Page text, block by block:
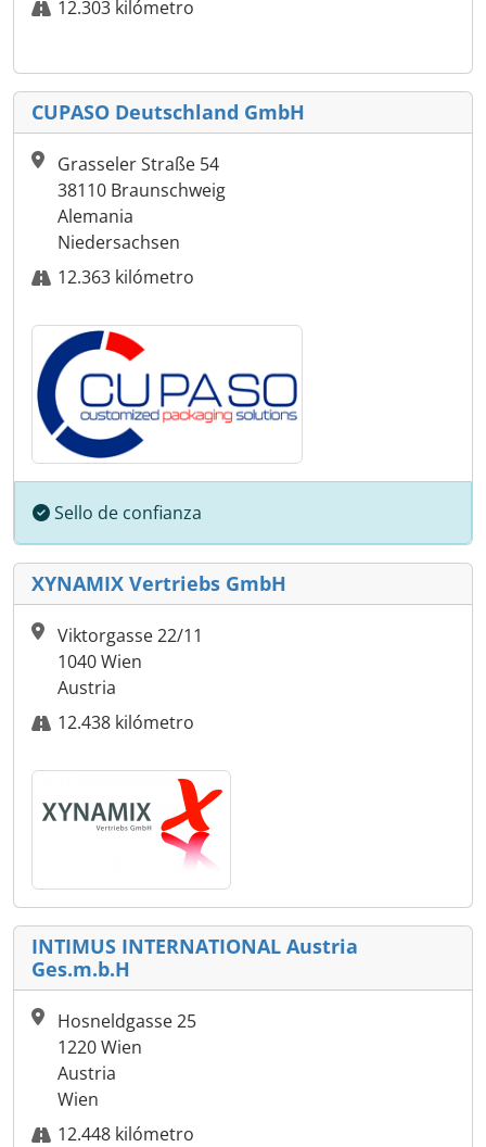
12.303 kilómetro
CUPASO Deutschland GmbH
Grasseler Straße 54
38110 Braunschweig
Alemania
Niedersachsen
12.363 kilómetro
Sello de confianza
XYNAMIX Vertriebs GmbH
Viktorgasse 22/11
1040 Wien
Austria
12.438 kilómetro
INTIMUS INTERNATIONAL Austria
Ges.m.b.H
Hosneldgasse 25
1220 Wien
Austria
Wien
12.448 kilómetro